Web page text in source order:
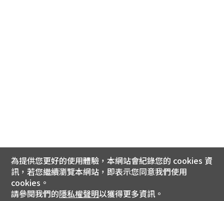
為提供您更好的使用體驗，本網站會紀錄您的 cookies 資
訊，若您繼續瀏覽本網站，即表示您同意我們使用
cookies。
請參閱我們的隱私權聲明以獲得更多資訊。